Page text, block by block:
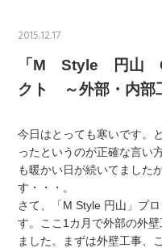
2015.12.17
「M Style 円山
クト ～外部・内部
今日はとっても寒いです。
ったというのが正確な言い
も暖かい日が続いてました
す・・・。
さて、「M Style 円山」プ
す。ここ1カ月で外部の外
ました。まずは外壁工事、